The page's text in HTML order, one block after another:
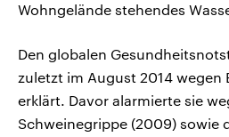
Wohngelände stehendes
Den globalen
zuletzt im August 2014 wegen
erklärt. Davor alarmierte sie
Schweinegrippe (2009) sowie